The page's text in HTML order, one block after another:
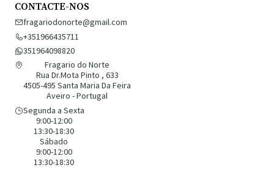
CONTACTE-NOS
fragariodonorte@gmail.com
+351966435711
351964098820
Fragario do Norte
Rua Dr.Mota Pinto , 633
4505-495 Santa Maria Da Feira
Aveiro - Portugal
Segunda a Sexta
9:00-12:00
13:30-18:30
Sábado
9:00-12:00
13:30-18:30